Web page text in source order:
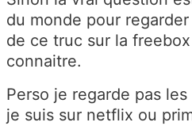
du monde pour
de ce truc sur la
connaitre.
Perso je regarde pas
je suis sur netflix ou